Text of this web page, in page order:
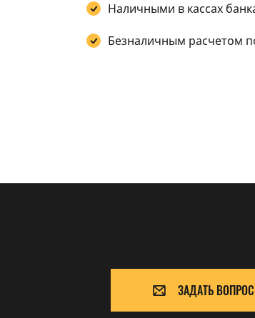
Наличными в кассах
Безналичным расчетом
ЗАДАТЬ ВОПРОС